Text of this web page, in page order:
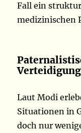
Fall ein
medizinischen
Verteidigung
Laut Modi
Situationen in
doch nur